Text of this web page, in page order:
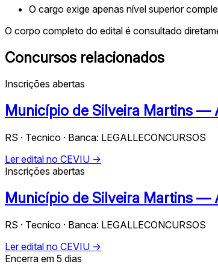
O cargo exige apenas nível superior
O corpo completo do edital é consultado
Concursos relacionados
Inscrições abertas
Município de Silveira Martins —
RS · Tecnico · Banca: LEGALLECONCURSOS
Ler edital no CEVIU →
Inscrições abertas
Município de Silveira Martins —
RS · Tecnico · Banca: LEGALLECONCURSOS
Ler edital no CEVIU →
Encerra em 5 dias